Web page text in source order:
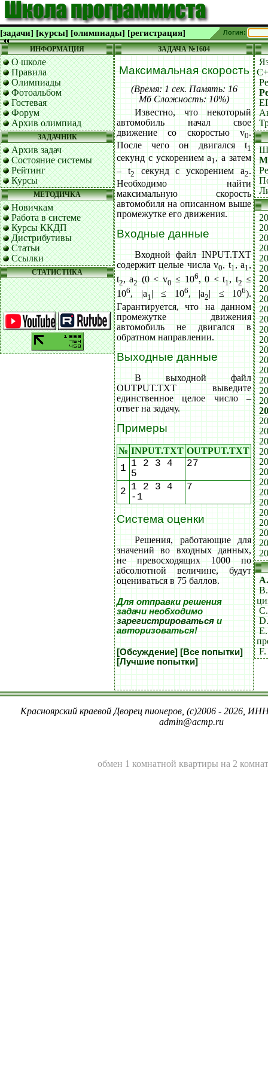
[задачи] [курсы] [олимпиады] [регистрация] Логин:
ИНФОРМАЦИЯ
О школе
Правила
Олимпиады
Фотоальбом
Гостевая
Форум
Архив олимпиад
ЗАДАЧНИК
Архив задач
Состояние системы
Рейтинг
Курсы
МЕТОДИЧКА
Новичкам
Работа в системе
Курсы ККДП
Дистрибутивы
Статьи
Ссылки
СТАТИСТИКА
ЗАДАЧА №1604
Максимальная скорость
(Время: 1 сек. Память: 16
Мб Сложность: 10%)
Известно, что некоторый
автомобиль начал свое
движение со скоростью v0.
После чего он двигался t1
секунд с ускорением a1, а затем
– t2секунд с ускорением a2.
Необходимо найти
максимальную скорость
автомобиля на описанном выше
промежутке его движения.
Входные данные
Входной файл INPUT.TXT
содержит целые числа v0, t1, a1,
t2, a2(0 < v0≤ 106, 0 < t1, t2≤
106, |a1| ≤ 106, |a2| ≤ 106).
Гарантируется, что на данном
промежутке движения
автомобиль не двигался в
обратном направлении.
Выходные данные
В выходной файл
OUTPUT.TXT выведите
единственное целое число –
ответ на задачу.
Примеры
№ INPUT.TXT OUTPUT.TXT
1 1 2 3 4
5
27
2 1 2 3 4
-1
7
Система оценки
Решения, работающие для
значений во входных данных,
не превосходящих 1000 по
абсолютной величине, будут
оцениваться в 75 баллов.
Для отправки решения
задачи необходимо
зарегистрироватьсяи
авторизоваться!
[Обсуждение] [Все попытки]
[Лучшие попытки]
Красноярский краевой Дворец пионеров, (c)2006 - 2026,
admin@acmp.ru
обмен 1 комнатной квартиры на 2